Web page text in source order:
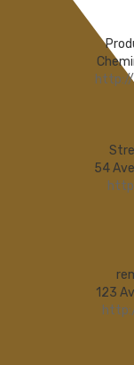
http://
54
123